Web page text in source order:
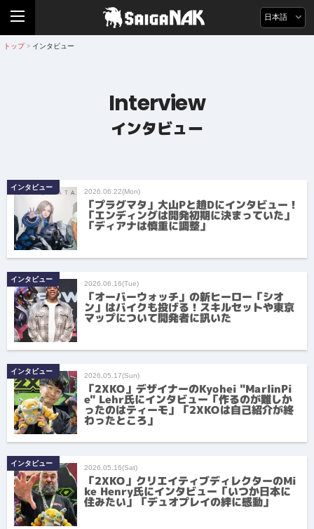
日本語
トップ > インタビュー
Interview
インタビュー
インタビュー 2026.06.22(Mon)
「プラグマタ」大山Pと趙Dにインタビュー！
「エンディングは開発初期に決まっていた」
「ディアナは慎重に調整」
インタビュー 2026.06.16(Tue)
「オーバーウォッチ」の新ヒーロー「シオ
ン」はバイクも投げる！スキルセットや東京
マップについて開発者に訊いた
インタビュー 2026.05.17(Sun)
「2XKO」デザイナーのKyohei "MarlinPi
e" Lehr氏にインタビュー「作るのが難しか
ったのはティーモ」「2XKOは自己紹介が終
わったところ」
インタビュー 2026.05.16(Sat)
「2XKO」クリエイティブディレクターのMi
ke Henry氏にインタビュー「いつか日本に
住みたい」「デュオプレイの絆に感動」